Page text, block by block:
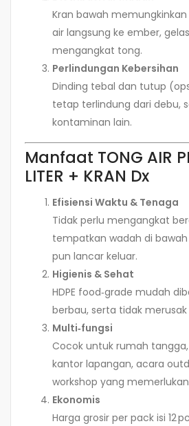
Kran bawah
air langsung ke ember,
mengangkat tong.
Perlindungan Kebersihan
Dinding tebal dan tutup
tetap terlindung dari debu,
kontaminan lain.
Manfaat TONG AIR
LITER + KRAN Dx
Efisiensi Waktu & Tenaga
Tidak perlu mengangkat
tempatkan wadah di
pun lancar keluar.
Higienis & Sehat
HDPE food‑grade mudah
berbau, serta tidak merusak
Multi‑fungsi
Cocok untuk rumah
kantor lapangan, acara
workshop yang
Ekonomis
Harga grosir per pack isi 12